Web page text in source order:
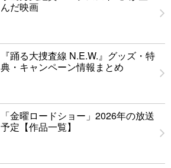
んだ映画
『踊る大捜査線 N.E.W.』グッズ・特
典・キャンペーン情報まとめ
「金曜ロードショー」2026年の放送
予定【作品一覧】